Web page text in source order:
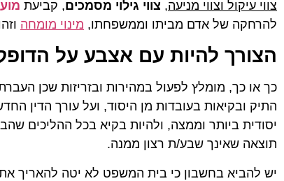
צווי עיקול וצווי מניעה, צווי גילוי מסמכים, קביעת
להרחקה של אדם מביתו וממשפחתו, מינוי מומחה
הצורך להיות עם אצבע על
כך או כך, מומלץ לפעול במהירות ובזריזות שכן
התיק ובקיאות בעובדות מן היסוד, ועל עורך הדין
יסודית ביותר וממצה, ולהיות בקיא בכל ההליכים
תוצאה שאינך שבע/ת רצון ממנה.
יש להביא בחשבון כי בית המשפט לא יטה להאריך